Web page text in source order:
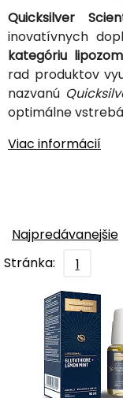
Quicksilver
inovatívnych
kategóriu
rad produktov
nazvanú
optimálne
Viac informácií
Najpredávanejšie
Stránka:
1